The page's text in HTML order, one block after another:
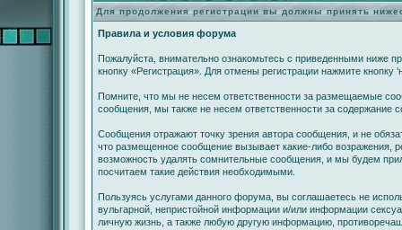
Для продолжения регистрации вы должны принять
Правила и условия форума
Пожалуйста, внимательно ознакомьтесь с приведенными ниже
кнопку «Регистрация». Для отмены регистрации нажмите кнопку
Помните, что мы не несем ответственности за размещаемые
сообщения, мы также не несем ответственности за содержание
Сообщения отражают точку зрения автора сообщения, и не
что размещенное сообщение вызывает какие-либо возражения,
возможность удалять сомнительные сообщения, и мы будем
посчитаем такие действия необходимыми.
Пользуясь услугами данного форума, вы соглашаетесь не
вульгарной, непристойной информации и/или информации
личную жизнь, а также любую другую информацию,